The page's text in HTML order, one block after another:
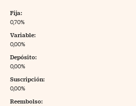
Fija:
0,70%
Variable:
0,00%
Depósito:
0,00%
Suscripción:
0,00%
Reembolso: